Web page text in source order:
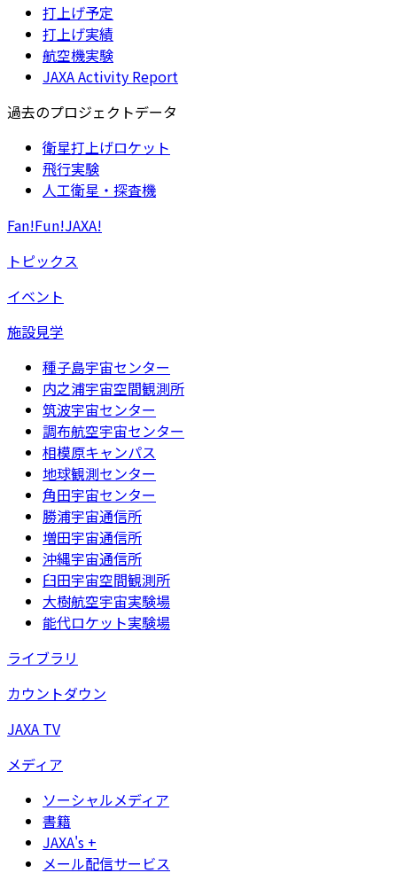
打上げ予定
打上げ実績
航空機実験
JAXA Activity Report
過去のプロジェクトデータ
衛星打上げロケット
飛行実験
人工衛星・探査機
Fan!Fun!JAXA!
トピックス
イベント
施設見学
種子島宇宙センター
内之浦宇宙空間観測所
筑波宇宙センター
調布航空宇宙センター
相模原キャンパス
地球観測センター
角田宇宙センター
勝浦宇宙通信所
増田宇宙通信所
沖縄宇宙通信所
臼田宇宙空間観測所
大樹航空宇宙実験場
能代ロケット実験場
ライブラリ
カウントダウン
JAXA TV
メディア
ソーシャルメディア
書籍
JAXA's +
メール配信サービス